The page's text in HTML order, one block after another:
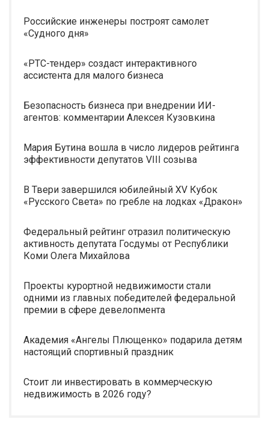
Российские инженеры построят самолет
«Судного дня»
«РТС-тендер» создаст интерактивного
ассистента для малого бизнеса
Безопасность бизнеса при внедрении ИИ-
агентов: комментарии Алексея Кузовкина
Мария Бутина вошла в число лидеров рейтинга
эффективности депутатов VIII созыва
В Твери завершился юбилейный XV Кубок
«Русского Света» по гребле на лодках «Дракон»
Федеральный рейтинг отразил политическую
активность депутата Госдумы от Республики
Коми Олега Михайлова
Проекты курортной недвижимости стали
одними из главных победителей федеральной
премии в сфере девелопмента
Академия «Ангелы Плющенко» подарила детям
настоящий спортивный праздник
Стоит ли инвестировать в коммерческую
недвижимость в 2026 году?